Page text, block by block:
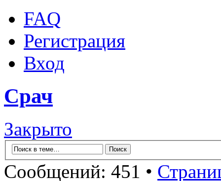
FAQ
Регистрация
Вход
Срач
Закрыто
Сообщений: 451 •